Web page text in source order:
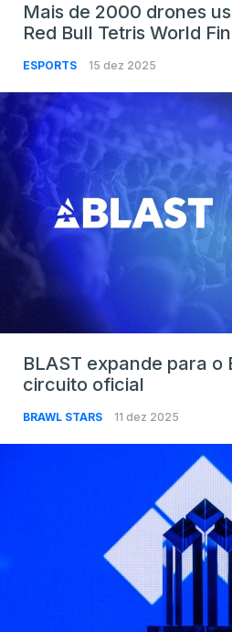
Mais de 2000 drones
Red Bull Tetris World
ESPORTS 15 dez 2025
BLAST expande para o
circuito oficial
BRAWL STARS 11 dez 2025